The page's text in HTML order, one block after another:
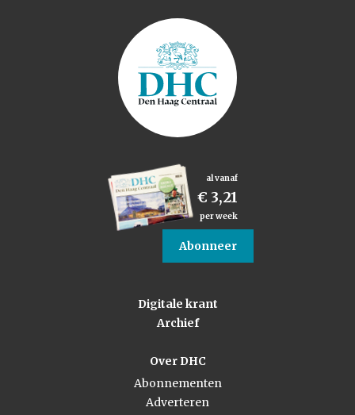
al vanaf
€ 3,21
per week
Abonneer
Digitale krant
Archief
Over DHC
Abonnementen
Adverteren